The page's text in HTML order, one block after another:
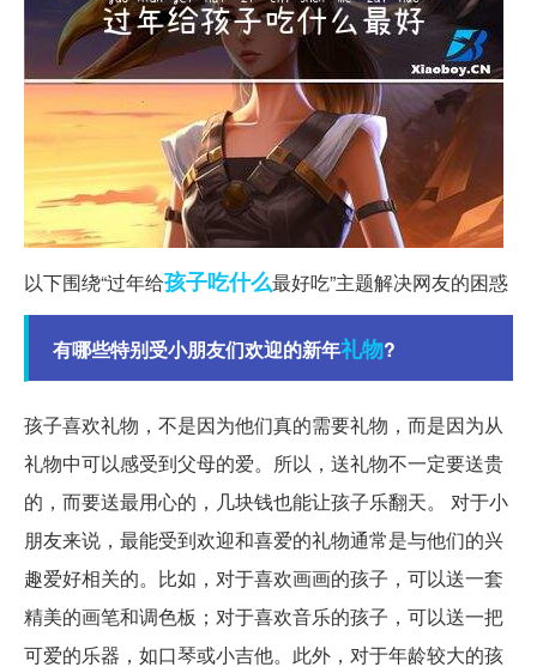
以下围绕“过年给孩子吃什么最好吃”主题解决网友的困惑
有哪些特别受小朋友们欢迎的新年礼物?
孩子喜欢礼物，不是因为他们真的需要礼物，而是因为从
礼物中可以感受到父母的爱。所以，送礼物不一定要送贵
的，而要送最用心的，几块钱也能让孩子乐翻天。 对于小
朋友来说，最能受到欢迎和喜爱的礼物通常是与他们的兴
趣爱好相关的。比如，对于喜欢画画的孩子，可以送一套
精美的画笔和调色板；对于喜欢音乐的孩子，可以送一把
可爱的乐器，如口琴或小吉他。此外，对于年龄较大的孩